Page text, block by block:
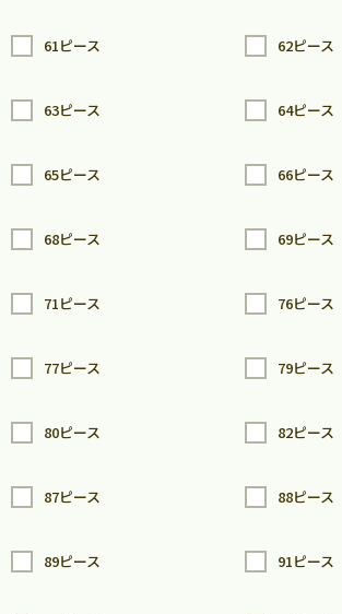
61ピース 62ピース
63ピース 64ピース
65ピース 66ピース
68ピース 69ピース
71ピース 76ピース
77ピース 79ピース
80ピース 82ピース
87ピース 88ピース
89ピース 91ピース